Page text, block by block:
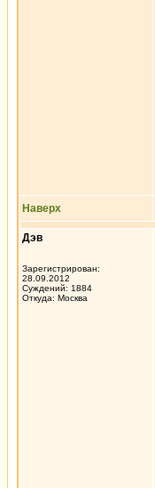
Наверх
Дэв
Зарегистрирован:
28.09.2012
Суждений: 1884
Откуда: Москва